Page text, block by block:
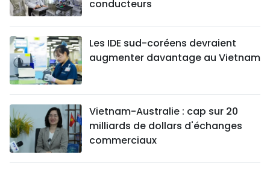
conducteurs
Les IDE sud-coréens devraient
augmenter davantage au Vietnam
Vietnam-Australie : cap sur 20
milliards de dollars d'échanges
commerciaux